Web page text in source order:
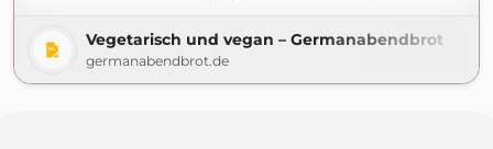
Vegetarisch und vegan – Germanabendbrot
germanabendbrot.de